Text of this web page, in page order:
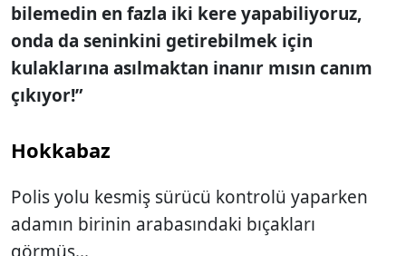
bilemedin en fazla iki kere yapabiliyoruz,
onda da seninkini getirebilmek için
kulaklarına asılmaktan inanır mısın canım
çıkıyor!”
Hokkabaz
Polis yolu kesmiş sürücü kontrolü yaparken
adamın birinin arabasındaki bıçakları
görmüş...